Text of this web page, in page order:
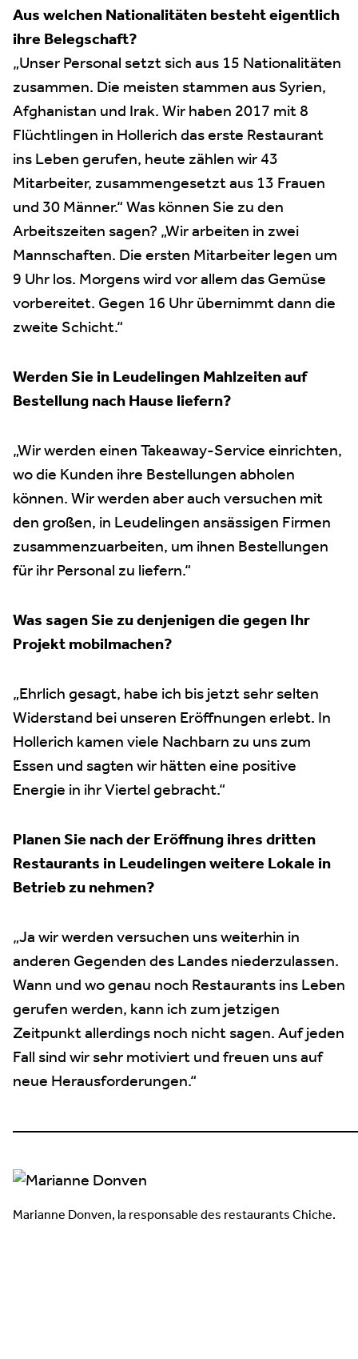
Aus welchen Nationalitäten besteht eigentlich
ihre Belegschaft?
„Unser Personal setzt sich aus 15 Nationalitäten
zusammen. Die meisten stammen aus Syrien,
Afghanistan und Irak. Wir haben 2017 mit 8
Flüchtlingen in Hollerich das erste Restaurant
ins Leben gerufen, heute zählen wir 43
Mitarbeiter, zusammengesetzt aus 13 Frauen
und 30 Männer.“ Was können Sie zu den
Arbeitszeiten sagen? „Wir arbeiten in zwei
Mannschaften. Die ersten Mitarbeiter legen um
9 Uhr los. Morgens wird vor allem das Gemüse
vorbereitet. Gegen 16 Uhr übernimmt dann die
zweite Schicht.“
Werden Sie in Leudelingen Mahlzeiten auf
Bestellung nach Hause liefern?
„Wir werden einen Takeaway-Service einrichten,
wo die Kunden ihre Bestellungen abholen
können. Wir werden aber auch versuchen mit
den großen, in Leudelingen ansässigen Firmen
zusammenzuarbeiten, um ihnen Bestellungen
für ihr Personal zu liefern.“
Was sagen Sie zu denjenigen die gegen Ihr
Projekt mobilmachen?
„Ehrlich gesagt, habe ich bis jetzt sehr selten
Widerstand bei unseren Eröffnungen erlebt. In
Hollerich kamen viele Nachbarn zu uns zum
Essen und sagten wir hätten eine positive
Energie in ihr Viertel gebracht.“
Planen Sie nach der Eröffnung ihres dritten
Restaurants in Leudelingen weitere Lokale in
Betrieb zu nehmen?
„Ja wir werden versuchen uns weiterhin in
anderen Gegenden des Landes niederzulassen.
Wann und wo genau noch Restaurants ins Leben
gerufen werden, kann ich zum jetzigen
Zeitpunkt allerdings noch nicht sagen. Auf jeden
Fall sind wir sehr motiviert und freuen uns auf
neue Herausforderungen.“
Marianne Donven, la responsable des restaurants Chiche.